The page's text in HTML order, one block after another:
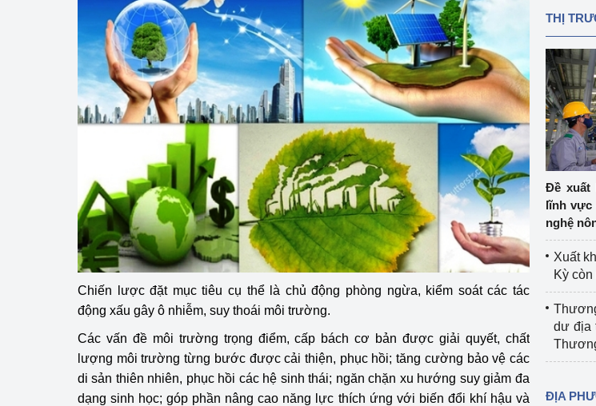
Bộ Công Thương
Tổ chức được cấp GCN đăng ký, hoạt
động kiểm định thiết bị, dụng cụ điện
làm việc ở môi trường không có nguy
hiểm khí, bụi nổ
Cơ sở sản xuất, sửa chữa chai chứa
LPG
Tổ chức huấn luyện, bồi dưỡng
nghiệp vụ kiểm định kỹ thuật an toàn
lao động
Văn hóa ngành Công Thương
Tái cơ cấu ngành Công Thương
Quản lý thị trường
Sử dụng năng lượng tiết kiệm và
hiệu quả
Hiệu quả năng lượng
Khoa học, công nghệ và đổi mới sáng
tạo
Thông báo
Bảo vệ môi trường Video bảo vệ môi trường
Album ảnh bảo vệ môi trường
Đọc báo giúp bạn
Bảo vệ nền tảng tư tưởng của Đảng
Doanh nghiệp - Người dân
Xúc tiến thương mại Khu vực miền Bắc
Khu vực miền Trung
Thị trường nước ngoàiHiệp định EVFTA
Chiến lược đặt mục tiêu cụ thể là chủ động phòng ngừa, kiểm soát các tác
động xấu gây ô nhiễm, suy thoái môi trường.
Các vấn đề môi trường trọng điểm, cấp bách cơ bản được giải quyết, chất
lượng môi trường từng bước được cải thiện, phục hồi; tăng cường bảo vệ các
di sản thiên nhiên, phục hồi các hệ sinh thái; ngăn chặn xu hướng suy giảm đa
dạng sinh học; góp phần nâng cao năng lực thích ứng với biến đổi khí hậu và
THỊ
Đề xuất
lĩnh vực
nghệ
Xuất
Kỳ
dư địa
ĐỊA